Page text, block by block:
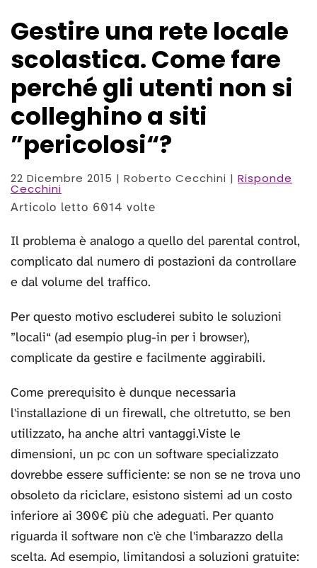
Gestire una rete locale
scolastica. Come fare
perché gli utenti non si
colleghino a siti
”pericolosi“?
22 Dicembre 2015 | Roberto Cecchini | Risponde
Cecchini
Articolo letto 6014 volte
Il problema è analogo a quello del parental control,
complicato dal numero di postazioni da controllare
e dal volume del traffico.
Per questo motivo escluderei subito le soluzioni
”locali“ (ad esempio plug-in per i browser),
complicate da gestire e facilmente aggirabili.
Come prerequisito è dunque necessaria
l'installazione di un firewall, che oltretutto, se ben
utilizzato, ha anche altri vantaggi.Viste le
dimensioni, un pc con un software specializzato
dovrebbe essere sufficiente: se non se ne trova uno
obsoleto da riciclare, esistono sistemi ad un costo
inferiore ai 300€ più che adeguati. Per quanto
riguarda il software non c'è che l'imbarazzo della
scelta. Ad esempio, limitandosi a soluzioni gratuite: